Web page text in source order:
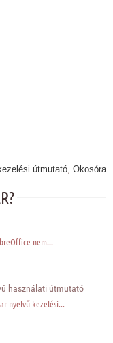
útmutató Okosóra
nem...
használati útmutató
nyelvű kezelési...